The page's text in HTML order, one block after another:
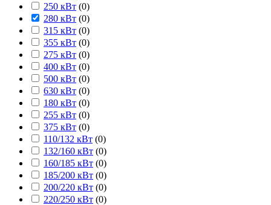
250 кВт (0)
280 кВт (0)
315 кВт (0)
355 кВт (0)
275 кВт (0)
400 кВт (0)
500 кВт (0)
630 кВт (0)
180 кВт (0)
255 кВт (0)
375 кВт (0)
110/132 кВт (0)
132/160 кВт (0)
160/185 кВт (0)
185/200 кВт (0)
200/220 кВт (0)
220/250 кВт (0)